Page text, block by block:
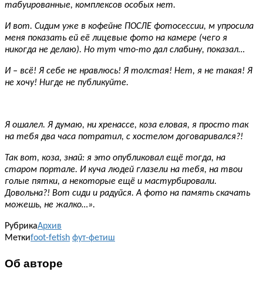
табуированные, комплексов особых нет.
И вот. Сидим уже в кофейне ПОСЛЕ фотосессии, м упросила
меня показать ей её лицевые фото на камере (чего я
никогда не делаю). Но тут что-то дал слабину, показал…
И – всё! Я себе не нравлюсь! Я толстая! Нет, я не такая! Я
не хочу! Нигде не публикуйте.
Я ошалел. Я думаю, ни хренассе, коза еловая, я просто так
на тебя два часа потратил, с хостелом договаривался?!
Так вот, коза, знай: я это опубликовал ещё тогда, на
старом портале. И куча людей глазели на тебя, на твои
голые пятки, а некоторые ещё и мастурбировали.
Довольна?! Вот сиди и радуйся. А фото на память скачать
можешь, не жалко…».
РубрикаАрхив
Меткиfoot-fetish фут-фетиш
Об авторе